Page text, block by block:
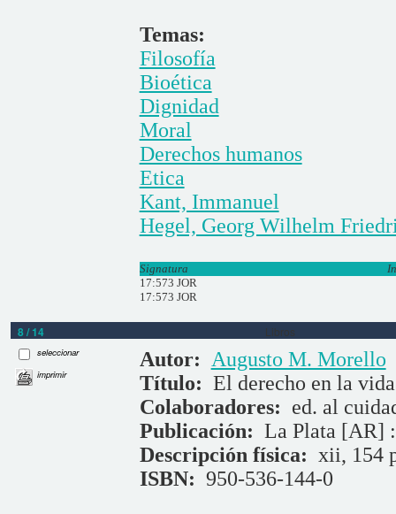
Temas:
Filosofía
Bioética
Dignidad
Moral
Derechos humanos
Etica
Kant, Immanuel
Hegel, Georg Wilhelm
Signatura
17:573 JOR
17:573 JOR
8 / 14 Libros
seleccionar
imprimir
Autor: Augusto M. Morello
Título: El derecho en la vida
Colaboradores: ed. al
Publicación: La Plata [AR]
Descripción física: xii, 154
ISBN: 950-536-144-0